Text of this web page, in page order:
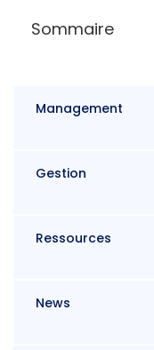
Sommaire
Management
Gestion
Ressources
News